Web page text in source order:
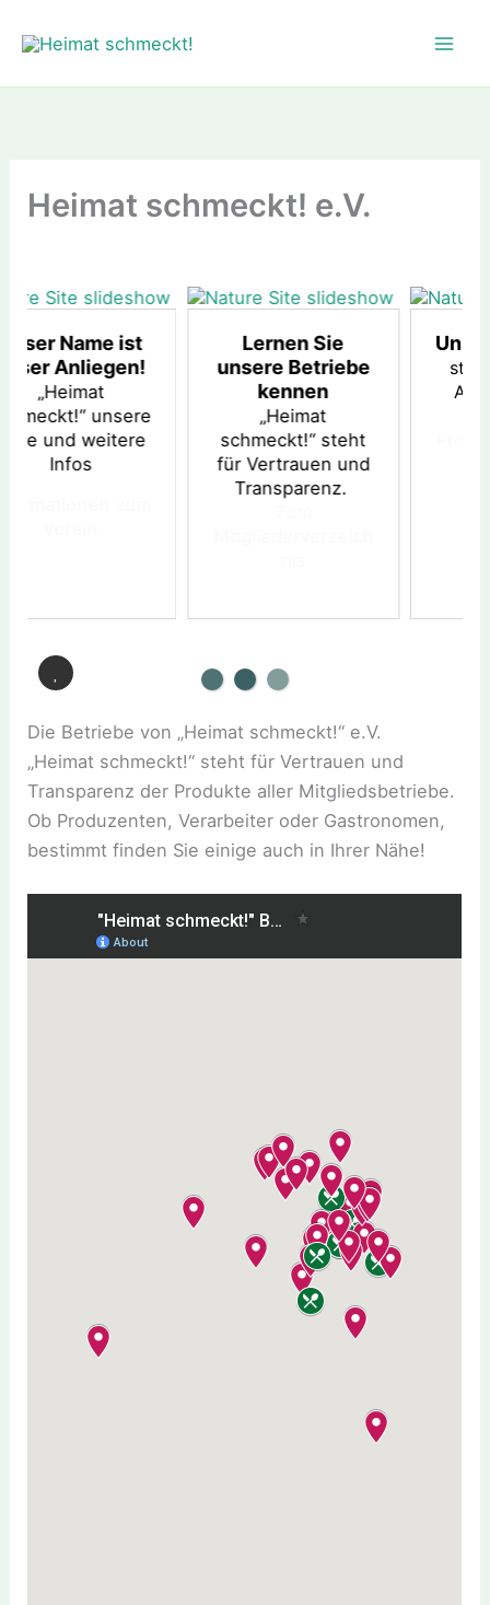
Inhalt
Heimat schmeckt! e.V.
Lernen Sie
unsere Betriebe
„Heimat
schmeckt!“ steht
für Vertrauen und
Unsere Produkte
stärken und den
Absatz fördern
Produktverzeichnis
Die Betriebe von „Heimat schmeckt!“ e.V.
„Heimat schmeckt!“ steht für Vertrauen und
Transparenz der Produkte aller Mitgliedsbetriebe.
Ob Produzenten, Verarbeiter oder Gastronomen,
bestimmt finden Sie einige auch in Ihrer Nähe!